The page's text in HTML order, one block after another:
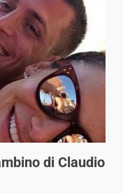
di Claudio